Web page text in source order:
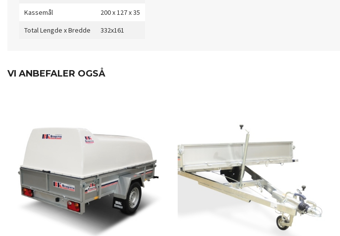
Kassemål
200 x 127 x 35
Total Lengde x Bredde
332x161
VI ANBEFALER OGSÅ